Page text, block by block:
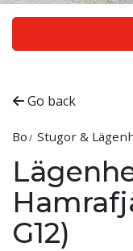
Go back
Bo Stugor &
G12)